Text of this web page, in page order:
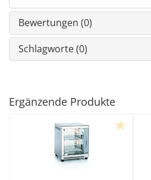
Bewertungen (0)
Schlagworte (0)
Ergänzende Produkte